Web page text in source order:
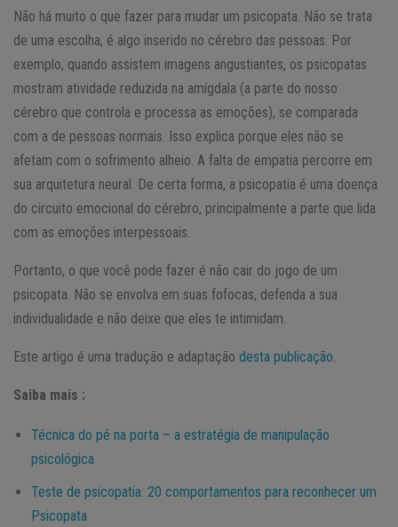
Não há muito o que fazer para mudar um psicopata. Não se trata
de uma escolha, é algo inserido no cérebro das pessoas. Por
exemplo, quando assistem imagens angustiantes, os psicopatas
mostram atividade reduzida na amígdala (a parte do nosso
cérebro que controla e processa as emoções), se comparada
com a de pessoas normais. Isso explica porque eles não se
afetam com o sofrimento alheio. A falta de empatia percorre em
sua arquitetura neural. De certa forma, a psicopatia é uma doença
do circuito emocional do cérebro, principalmente a parte que lida
com as emoções interpessoais.
Portanto, o que você pode fazer é não cair do jogo de um
psicopata. Não se envolva em suas fofocas, defenda a sua
individualidade e não deixe que eles te intimidam.
Este artigo é uma tradução e adaptação desta publicação.
Saiba mais :
Técnica do pé na porta – a estratégia de manipulação
psicológica
Teste de psicopatia: 20 comportamentos para reconhecer um
Psicopata